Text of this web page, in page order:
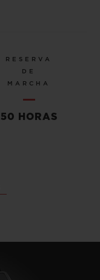
RESERVA
DE
MARCHA
50 HORAS